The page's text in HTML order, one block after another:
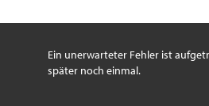
Ein unerwarteter Fehler ist
später noch einmal.